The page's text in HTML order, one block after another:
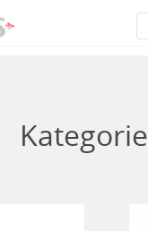
Kategorie